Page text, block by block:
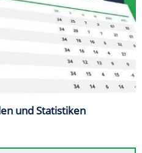
und Statistiken